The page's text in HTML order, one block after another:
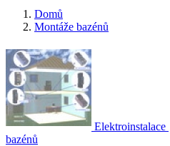
Domů
Montáže bazénů
Elektroinstalace
bazénů